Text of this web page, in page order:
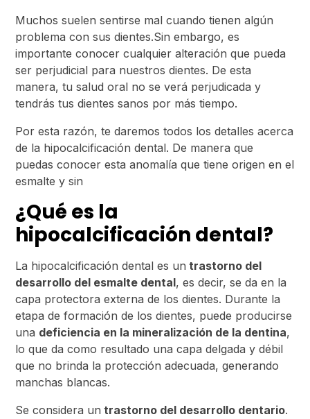
Muchos suelen sentirse mal cuando tienen algún
problema con sus dientes.Sin embargo, es
importante conocer cualquier alteración que pueda
ser perjudicial para nuestros dientes. De esta
manera, tu salud oral no se verá perjudicada y
tendrás tus dientes sanos por más tiempo.
Por esta razón, te daremos todos los detalles acerca
de la hipocalcificación dental. De manera que
puedas conocer esta anomalía que tiene origen en el
esmalte y sin
¿Qué es la
hipocalcificación dental?
La hipocalcificación dental es un trastorno del
desarrollo del esmalte dental, es decir, se da en la
capa protectora externa de los dientes. Durante la
etapa de formación de los dientes, puede producirse
una deficiencia en la mineralización de la dentina,
lo que da como resultado una capa delgada y débil
que no brinda la protección adecuada, generando
manchas blancas.
Se considera un trastorno del desarrollo dentario.